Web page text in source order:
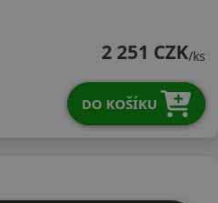
2 251 CZK/ks
DO KOŠÍKU